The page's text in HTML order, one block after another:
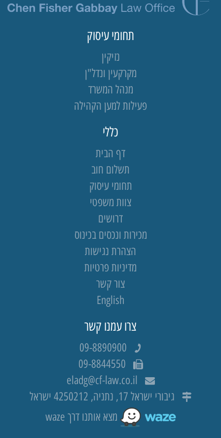
תחומי עיסוק
נזיקין
מקרקעין ונדל"ן
מנהל המשרד
פעילות למען הקהילה
כללי
דף הבית
תשלום חוב
תחומי עיסוק
צוות משפטי
דרושים
מכירות ונכסים בכינוס
הצהרת נגישות
מדיניות פרטיות
צור קשר
English
צרו עמנו קשר
09-8890900
09-8844550
eladg@cf-law.co.il
גיבורי ישראל 17, נתניה, 4250212 ישראל
מצא אותנו דרך waze